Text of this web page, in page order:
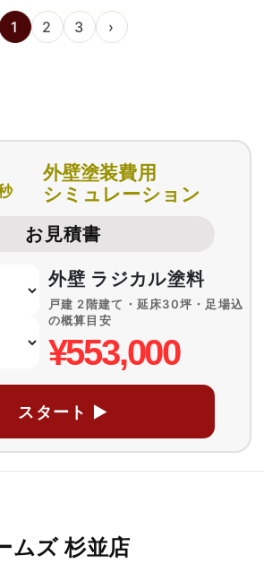
1 2 3 ›
外壁塗装費用
シミュレーション
お見積書
外壁 ラジカル塗料
戸建 2階建て・延床30坪・足場込
の概算目安
¥553,000
スタート ▶
ムズ 杉並店